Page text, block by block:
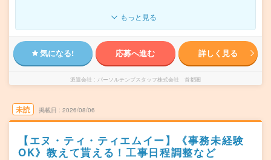
もっと見る
気になる! 応募へ進む 詳しく見る
派遣会社 パーソルテンプスタッフ株式会社 首都圏
未読 掲載日 2026/08/06
【エヌ・ティ・ティエムイー】《事務未経験
OK》教えて貰える！工事日程調整など